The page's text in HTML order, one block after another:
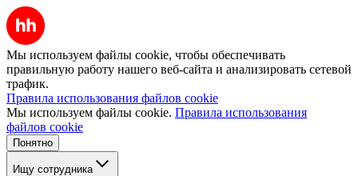
Мы используем файлы cookie, чтобы обеспечивать
правильную работу нашего веб-сайта и анализировать сетевой
трафик.
Правила использования файлов cookie
Мы используем файлы cookie. Правила использования
файлов cookie
Понятно
Ищу сотрудника